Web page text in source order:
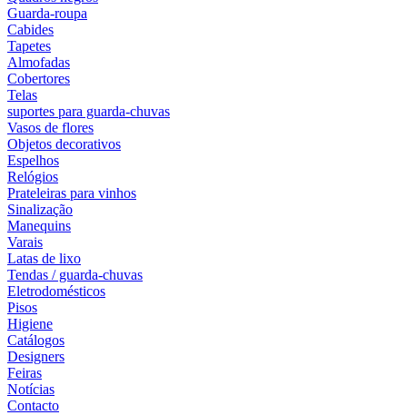
Guarda-roupa
Cabides
Tapetes
Almofadas
Cobertores
Telas
suportes para guarda-chuvas
Vasos de flores
Objetos decorativos
Espelhos
Relógios
Prateleiras para vinhos
Sinalização
Manequins
Varais
Latas de lixo
Tendas / guarda-chuvas
Eletrodomésticos
Pisos
Higiene
Catálogos
Designers
Feiras
Notícias
Contacto